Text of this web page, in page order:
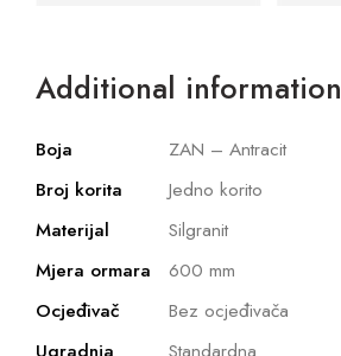
Additional information
Boja
ZAN – Antracit
Broj korita
Jedno korito
Materijal
Silgranit
Mjera ormara
600 mm
Ocjeđivač
Bez ocjeđivača